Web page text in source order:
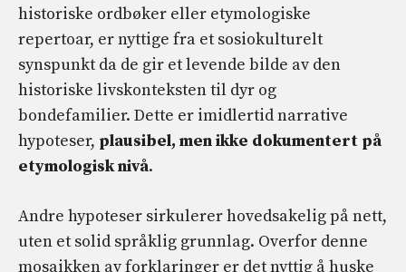
historiske ordbøker eller etymologiske
repertoar, er nyttige fra et sosiokulturelt
synspunkt da de gir et levende bilde av den
historiske livskonteksten til dyr og
bondefamilier. Dette er imidlertid narrative
hypoteser, plausibel, men ikke dokumentert på
etymologisk nivå.
Andre hypoteser sirkulerer hovedsakelig på nett,
uten et solid språklig grunnlag. Overfor denne
mosaikken av forklaringer er det nyttig å huske